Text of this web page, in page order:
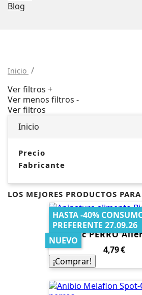
Blog
Inicio
Ver filtros +
Ver menos filtros -
Ver filtros
Inicio
Precio
Fabricante
LOS MEJORES PRODUCTOS
Aninatura
Dietetic PERRO
Precio
4,79 €
¡Comprar!
HASTA -40%
PREFERENTE 27.09.26
NUEVO